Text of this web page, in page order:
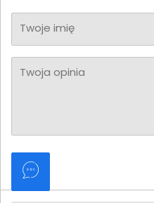
Twoje imię
Twoja opinia